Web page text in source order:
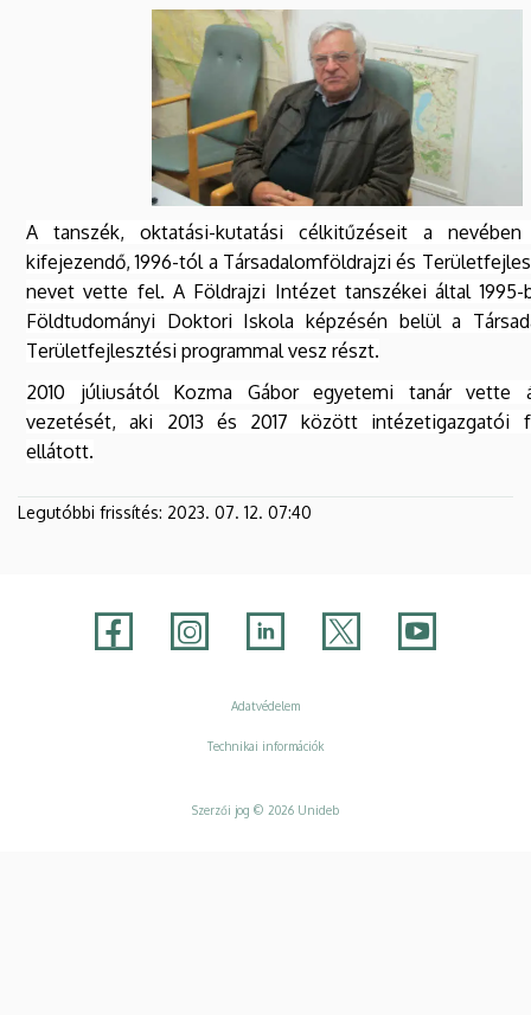
A tanszék, oktatási-kutatási célkitűzéseit a
kifejezendő, 1996-tól a Társadalomföldrajzi és
nevet vette fel. A Földrajzi Intézet tanszékei által
Földtudományi Doktori Iskola képzésén belül a
Területfejlesztési programmal vesz részt.
2010 júliusától Kozma Gábor egyetemi tanár vette
vezetését, aki 2013 és 2017 között intézetigazgatói
ellátott.
Legutóbbi frissítés: 2023. 07. 12. 07:40
Adatvédelem
Technikai információk
Szerzői jog © 2026 Unideb